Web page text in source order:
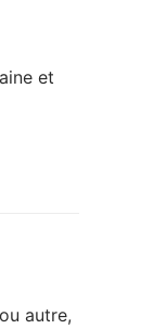
et
autre,